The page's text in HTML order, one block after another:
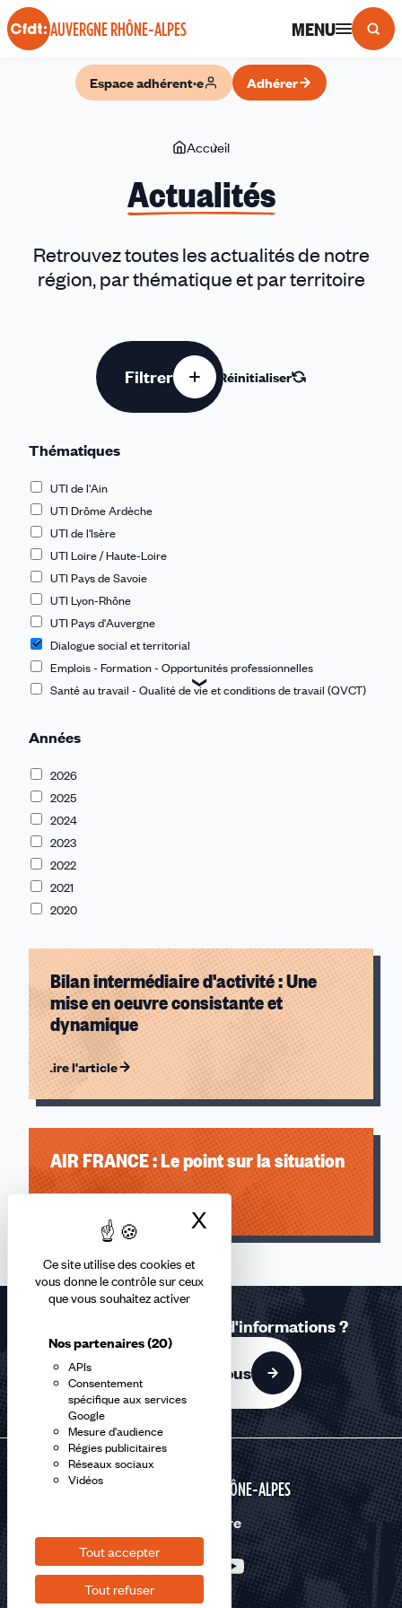
Panneau de gestion des cookies
Ce site utilise des cookies et
vous donne le contrôle sur ceux
que vous souhaitez activer
Nos partenaires(20)
APIs
Consentement
spécifique aux services
Google
Mesure d'audience
Régies publicitaires
Réseaux sociaux
Vidéos
Tout accepter
Tout refuser
X Masquer le
AUVERGNE RHÔNE-ALPES MENU
Espace adhérent·e Adhérer
Vous
ici
Accueil
Actualités
Retrouvez toutes les actualités de notre
région, par thématique et par territoire
Filtrer Réinitialiser
Thématiques
UTI de l'Ain
UTI Drôme Ardèche
UTI de l'Isère
UTI Loire / Haute-Loire
UTI Pays de Savoie
UTI Lyon-Rhône
UTI Pays d'Auvergne
Dialogue social et territorial
Emplois - Formation - Opportunités professionnelles
Santé au travail - Qualité de vie et conditions de travail (QVCT)
Europe - International
Protection sociale
Égalité pro - Lutte contres les discriminations - Violences
sexistes et sexuelles
Développement
Jeunes
Juridique
Notre journal
Années
2026
2025
2024
2023
2022
2021
2020
Bilan intermédiaire d'activité : Une
mise en oeuvre consistante et
dynamique
Lire l'article
AIR FRANCE : Le point sur la situation
Une question ? Besoin d'informations ?
Contactez-nous
AUVERGNE RHÔNE-ALPES
Nous suivre